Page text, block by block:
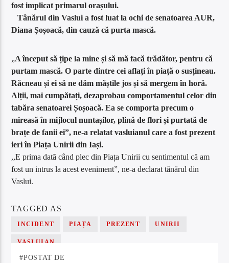
fost implicat primarul orașului.
Tânărul din Vaslui a fost luat la ochi de senatoarea AUR,
Diana Șoșoacă, din cauză că purta mască.
„A început să țipe la mine și să mă facă trădător, pentru că
purtam mască. O parte dintre cei aflați în piață o susțineau.
Răcneau și ei să ne dăm măștile jos și să mergem în horă.
Alții, mai cumpătați, dezaprobau comportamentul celor din
tabăra senatoarei Șoșoacă. Ea se comporta precum o
mireasă în mijlocul nuntașilor, plină de flori și purtată de
brațe de fanii ei”, ne-a relatat vasluianul care a fost prezent
ieri în Piața Unirii din Iași.
,,E prima dată când plec din Piața Unirii cu sentimentul că am
fost un intrus la acest eveniment”, ne-a declarat tânărul din
Vaslui.
TAGGED AS
INCIDENT PIAȚA PREZENT UNIRII
VASLUIAN
#POSTAT DE